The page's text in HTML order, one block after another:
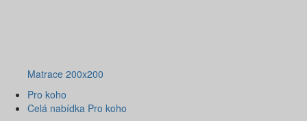
Matrace 200x200
Pro koho
Celá nabídka Pro koho